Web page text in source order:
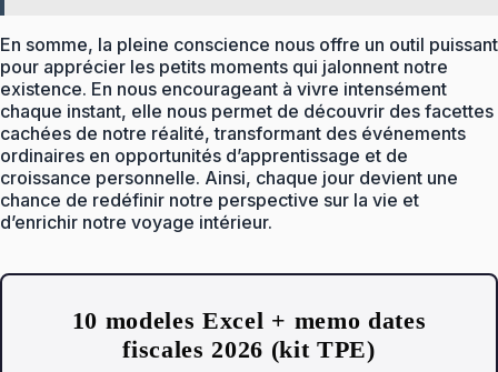
En somme, la pleine conscience nous offre un outil puissant
pour apprécier les petits moments qui jalonnent notre
existence. En nous encourageant à vivre intensément
chaque instant, elle nous permet de découvrir des facettes
cachées de notre réalité, transformant des événements
ordinaires en opportunités d’apprentissage et de
croissance personnelle. Ainsi, chaque jour devient une
chance de redéfinir notre perspective sur la vie et
d’enrichir notre voyage intérieur.
10 modeles Excel + memo dates
fiscales 2026 (kit TPE)